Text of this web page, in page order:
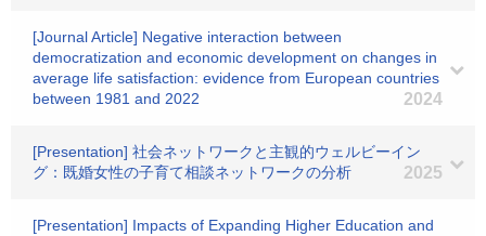
[Journal Article] Negative interaction between
democratization and economic development on changes in
average life satisfaction: evidence from European countries
between 1981 and 2022
2024
[Presentation] 社会ネットワークと主観的ウェルビーイン
グ：既婚女性の子育て相談ネットワークの分析
2025
[Presentation] Impacts of Expanding Higher Education and